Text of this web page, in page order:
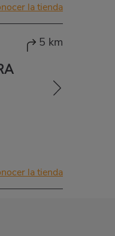
la tienda
5 km
la tienda